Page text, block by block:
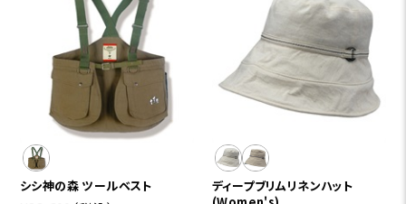
シシ神の森 ツールベスト
ディープブリムリネンハット